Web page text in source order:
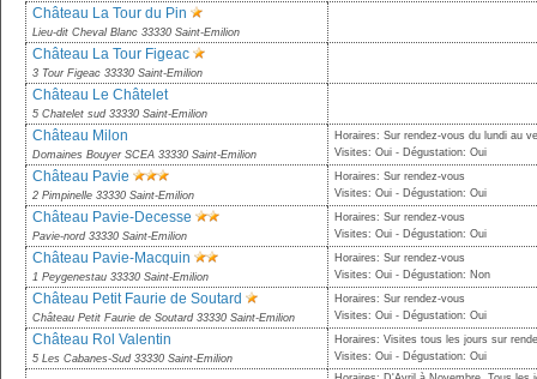
Château La Tour du Pin
Lieu-dit Cheval Blanc 33330 Saint-Emilion
Château La Tour Figeac
3 Tour Figeac 33330 Saint-Emilion
Château Le Châtelet
5 Chatelet sud 33330 Saint-Emilion
Château Milon
Domaines Bouyer SCEA 33330 Saint-Emilion
Horaires: Sur rendez-vous du lundi au
Visites: Oui - Dégustation: Oui
Château Pavie
2 Pimpinelle 33330 Saint-Emilion
Horaires: Sur rendez-vous
Visites: Oui - Dégustation: Oui
Château Pavie-Decesse
Pavie-nord 33330 Saint-Emilion
Horaires: Sur rendez-vous
Visites: Oui - Dégustation: Oui
Château Pavie-Macquin
1 Peygenestau 33330 Saint-Emilion
Horaires: Sur rendez-vous
Visites: Oui - Dégustation: Non
Château Petit Faurie de Soutard
Château Petit Faurie de Soutard 33330 Saint-Emilion
Horaires: Sur rendez-vous
Visites: Oui - Dégustation: Oui
Château Rol Valentin
5 Les Cabanes-Sud 33330 Saint-Emilion
Horaires: Visites tous les jours sur
Visites: Oui - Dégustation: Oui